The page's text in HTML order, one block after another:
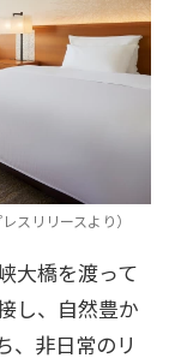
スリリースより）
大橋を渡って
し、自然豊か
、非日常のリ